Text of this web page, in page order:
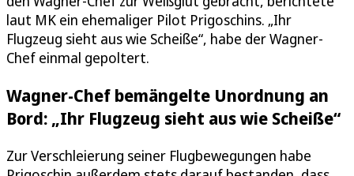
laut MK ein ehemaliger Pilot Prigoschins. „Ihr
Flugzeug sieht aus wie Scheiße“, habe der Wagner-
Chef einmal gepoltert.
Wagner-Chef bemängelte Unordnung an
Bord: „Ihr Flugzeug sieht aus wie Scheiße“
Zur Verschleierung seiner Flugbewegungen habe